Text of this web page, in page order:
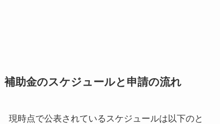
補助金のスケジュールと申請の流れ
現時点で公表されているスケジュールは以下のと